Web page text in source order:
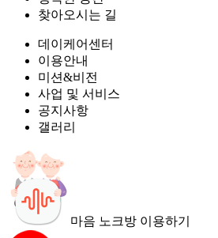
찾아오시는 길
데이케어센터
이용안내
미션&비전
사업 및 서비스
공지사항
갤러리
마음 노크방 이용하기